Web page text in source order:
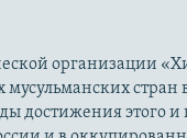
организации
стран
достижения этого и